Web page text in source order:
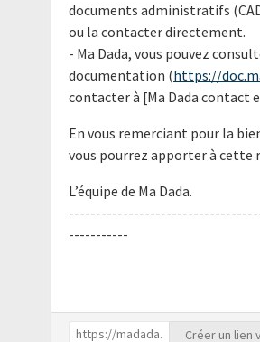
documents administratifs
ou la contacter directement.
- Ma Dada, vous pouvez
documentation (https://
contacter à [Ma Dada contact
En vous remerciant pour la
vous pourrez apporter à cette
L’équipe de Ma Dada.
-----------
Créer un lien